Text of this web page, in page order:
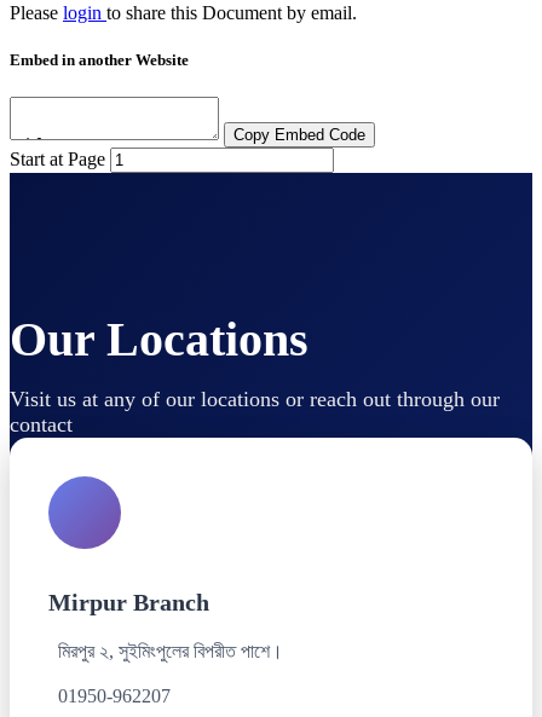
Please login to share this Document by email.
Embed in another Website
Copy Embed Code
Start at Page
Our Locations
Visit us at any of our locations or reach out through our
contact
Mirpur Branch
মিরপুর ২, সুইমিংপুলের বিপরীত পাশে।
01950-962207